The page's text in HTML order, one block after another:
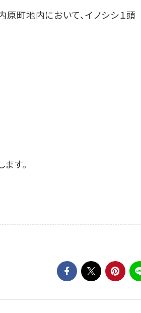
原町地内において、イノシシ１頭
す。